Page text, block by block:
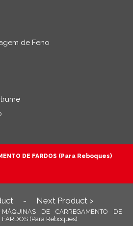
de Feno
DE FARDOS (Para Reboques)
- Next Product >
MÁQUINAS DE CARREGAMENTO DE
FARDOS (Para Reboques)